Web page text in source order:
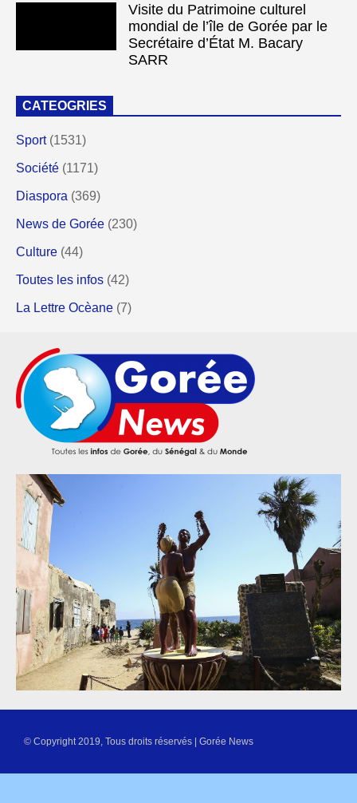
Visite du Patrimoine culturel
mondial de l’île de Gorée par le
Secrétaire d’État M. Bacary
SARR
CATEOGRIES
Sport (1531)
Société (1171)
Diaspora (369)
News de Gorée (230)
Culture (44)
Toutes les infos (42)
La Lettre Ocèane (7)
© Copyright 2019, Tous droits réservés | Gorée News